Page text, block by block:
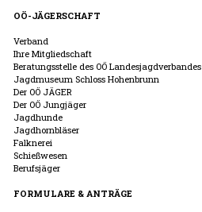
OÖ-JÄGERSCHAFT
Verband
Ihre Mitgliedschaft
Beratungsstelle des OÖ Landesjagdverbandes
Jagdmuseum Schloss Hohenbrunn
Der OÖ JÄGER
Der OÖ Jungjäger
Jagdhunde
Jagdhornbläser
Falknerei
Schießwesen
Berufsjäger
FORMULARE & ANTRÄGE